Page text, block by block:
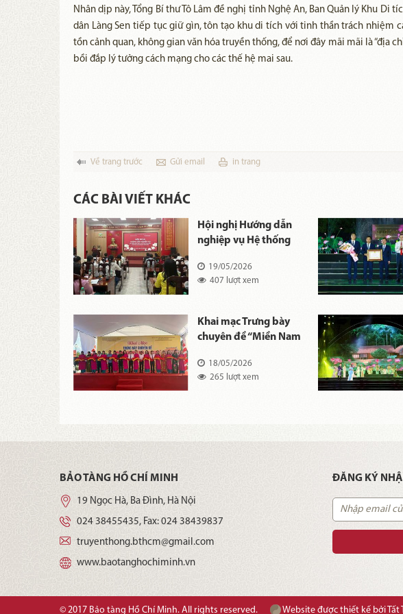
Nhân dịp này, Tổng Bí thư Tô Lâm đề nghị tỉnh Nghệ An, Ban Quản lý Khu Di
dân Làng Sen tiếp tục giữ gìn, tôn tạo khu di tích với tinh thần trách nhiệm
tồn cảnh quan, không gian văn hóa truyền thống, để nơi đây mãi mãi là “địa
bồi đắp lý tưởng cách mạng cho các thế hệ mai sau.
Về trang trước Gửi email in trang
CÁC BÀI VIẾT KHÁC
biệt Khu
Hội nghị Hướng dẫn
nghiệp vụ Hệ thống
niệm Chủ tịch Hồ Chí
Minh năm 2026
19/05/2026
407 lượt xem
Khai mạc Trưng bày
chuyên đề “Miền Nam
18/05/2026
265 lượt xem
BẢO TÀNG HỒ CHÍ MINH
19 Ngọc Hà, Ba Đình, Hà Nội
024 38455435, Fax: 024 38439837
truyenthong.bthcm@gmail.com
www.baotanghochiminh.vn
ĐĂNG KÝ
© 2017 Bảo tàng Hồ Chí Minh. All rights reserved. Website được thiết kế bởi Tất